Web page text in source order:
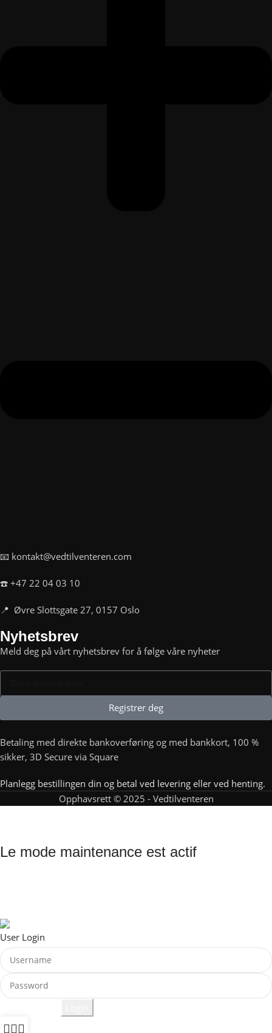
📧 kontakt@vedtilventeren.com
☎️ +47 22 04 03 10
📍 Øvre Slottsgate 27, 0157 Oslo
Nyhetsbrev
Meld deg på vårt nyhetsbrev for å følge våre nyheter
Registrer deg
Betaling med direkte bankoverføring og med bankkort, 100 %
sikker, 3D Secure via Square
Planlegg bestillingen din og betal ved levering eller ved henting.
Opphavsrett © 2025 - Vedtilventeren
Le mode maintenance est actif
User Login